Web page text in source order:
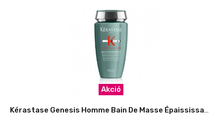
Akció
Kérastase Genesis Homme Bain De Masse Épaississant